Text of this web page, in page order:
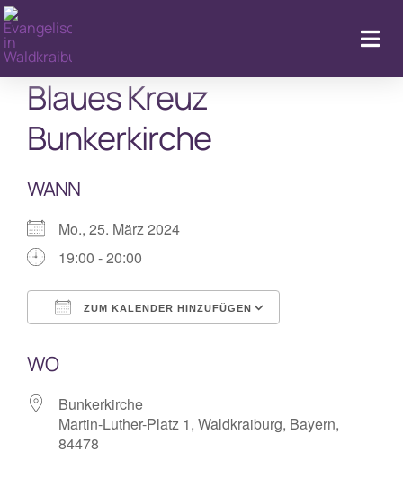
Zum
Inhalt
springen
LebenBegleiten
Mitarbeiterplan
Blaues Kreuz
Bunkerkirche
WANN
Mo., 25. März 2024
19:00 - 20:00
ZUM KALENDER HINZUFÜGEN
WO
Bunkerkirche
Martin-Luther-Platz 1, Waldkraiburg, Bayern,
84478